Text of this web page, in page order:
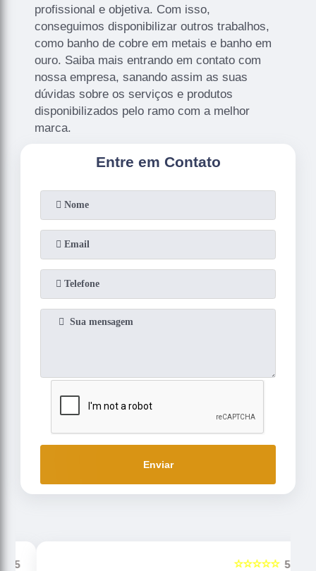
profissional e objetiva. Com isso,
conseguimos disponibilizar outros trabalhos,
como banho de cobre em metais e banho em
ouro. Saiba mais entrando em contato com
nossa empresa, sanando assim as suas
dúvidas sobre os serviços e produtos
disponibilizados pelo ramo com a melhor
marca.
Entre em Contato
Enviar
5
☆☆☆☆☆